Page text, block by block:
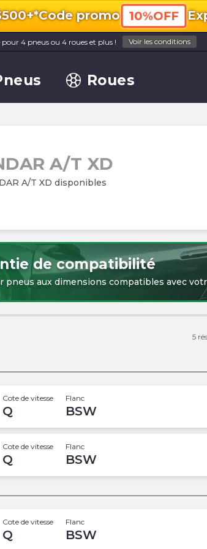
Code promo 10%OFF
4 pneus ou 4 roues et plus ! Voir les conditions
Roues
A/T XD
A/T XD disponibles
de compatibilité
aux dimensions compatibles avec
5
Cote de vitesse
Q
Flanc
BSW
Cote de vitesse
Q
Flanc
BSW
Cote de vitesse
Q
Flanc
BSW